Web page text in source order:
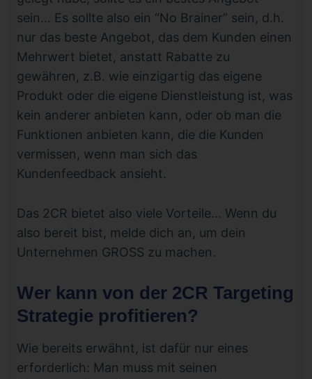
sein… Es sollte also ein “No Brainer” sein, d.h.
nur das beste Angebot, das dem Kunden einen
Mehrwert bietet, anstatt Rabatte zu
gewähren, z.B. wie einzigartig das eigene
Produkt oder die eigene Dienstleistung ist, was
kein anderer anbieten kann, oder ob man die
Funktionen anbieten kann, die die Kunden
vermissen, wenn man sich das
Kundenfeedback ansieht.
Das 2CR bietet also viele Vorteile… Wenn du
also bereit bist, melde dich an, um dein
Unternehmen GROSS zu machen.
Wer kann von der 2CR Targeting
Strategie profitieren?
Wie bereits erwähnt, ist dafür nur eines
erforderlich: Man muss mit seinen